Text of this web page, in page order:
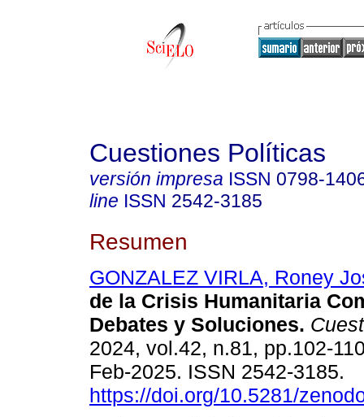
Cuestiones Políticas
versión impresa ISSN 0798-
line ISSN 2542-3185
Resumen
GONZALEZ VIRLA, Roney
de la Crisis Humanitaria
Debates y Soluciones.
2024, vol.42, n.81, pp.102-
Feb-2025. ISSN 2542-3185.
https://doi.org/10.5281/